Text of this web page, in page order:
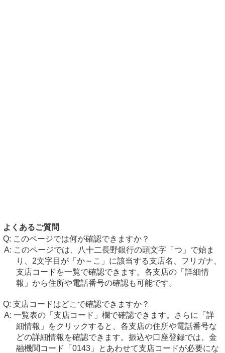
よくあるご質問
このページでは何が確認できますか？
このページでは、八十二長野銀行の頭文字「つ」で始ま
り、2文字目が「か～こ」に該当する支店名、フリガナ、
支店コードを一覧で確認できます。各支店の「詳細情
報」から住所や電話番号の確認も可能です。
支店コードはどこで確認できますか？
一覧表の「支店コード」欄で確認できます。さらに「詳
細情報」をクリックすると、各支店の住所や電話番号な
どの詳細情報を確認できます。振込や口座登録では、金
融機関コード「0143」とあわせて支店コードが必要にな